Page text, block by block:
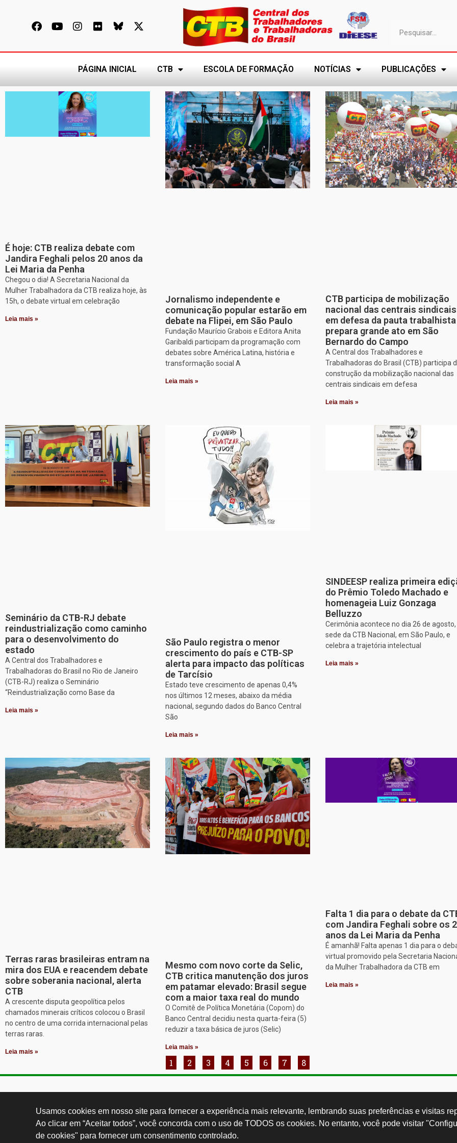
PÁGINA INICIAL CTB ESCOLA DE FORMAÇÃO NOTÍCIAS PUBLICAÇÕES
É hoje: CTB realiza debate com
Jandira Feghali pelos 20 anos da
Lei Maria da Penha
Chegou o dia! A Secretaria Nacional da
Mulher Trabalhadora da CTB realiza hoje, às
15h, o debate virtual em celebração
Leia mais »
Jornalismo independente e
comunicação popular estarão em
debate na Flipei, em São Paulo
Fundação Maurício Grabois e Editora Anita
Garibaldi participam da programação com
debates sobre América Latina, história e
transformação social A
Leia mais »
CTB participa de mobilização
nacional das centrais sindicais
em defesa da pauta trabalhista
prepara grande ato em São
Bernardo do Campo
A Central dos Trabalhadores e
Trabalhadoras do Brasil (CTB) participa
construção da mobilização nacional das
centrais sindicais em defesa
Leia mais »
Seminário da CTB-RJ debate
reindustrialização como caminho
para o desenvolvimento do
estado
A Central dos Trabalhadores e
Trabalhadoras do Brasil no Rio de Janeiro
(CTB-RJ) realiza o Seminário
“Reindustrialização como Base da
Leia mais »
São Paulo registra o menor
crescimento do país e CTB-SP
alerta para impacto das políticas
de Tarcísio
Estado teve crescimento de apenas 0,4%
nos últimos 12 meses, abaixo da média
nacional, segundo dados do Banco Central
São
Leia mais »
SINDEESP realiza primeira
do Prêmio Toledo Machado e
homenageia Luiz Gonzaga
Belluzzo
Cerimônia acontece no dia 26 de agosto,
sede da CTB Nacional, em São Paulo, e
celebra a trajetória intelectual
Leia mais »
Terras raras brasileiras entram na
mira dos EUA e reacendem debate
sobre soberania nacional, alerta
CTB
A crescente disputa geopolítica pelos
chamados minerais críticos colocou o Brasil
no centro de uma corrida internacional pelas
terras raras.
Leia mais »
Mesmo com novo corte da Selic,
CTB critica manutenção dos juros
em patamar elevado: Brasil segue
com a maior taxa real do mundo
O Comitê de Política Monetária (Copom) do
Banco Central decidiu nesta quarta-feira (5)
reduzir a taxa básica de juros (Selic)
Leia mais »
Falta 1 dia para o debate da
com Jandira Feghali sobre os
anos da Lei Maria da Penha
É amanhã! Falta apenas 1 dia para o
virtual promovido pela Secretaria
da Mulher Trabalhadora da CTB em
Leia mais »
1 2 3 4 5 6 7 8
Paulo - SP -
Usamos cookies em nosso site para fornecer a experiência mais relevante, lembrando suas preferências e visitas
Ao clicar em “Aceitar todos”, você concorda com o uso de TODOS os cookies. No entanto, você pode visitar
de cookies" para fornecer um consentimento controlado.